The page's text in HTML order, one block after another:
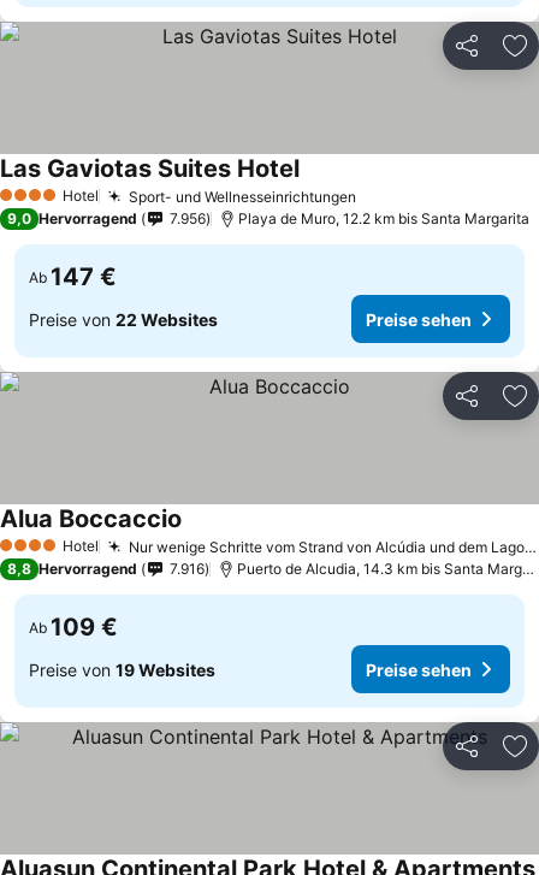
Teilen
4 Sterne Hotel Sport- und Wellnesseinrichtungen
Las Gaviotas Suites Hotel
9,0 Hervorragend 7.956 Playa de Muro, 12.2 km bis Santa Margarita
Ab 147 €
Preise von 22 Websites Preise sehen
Teilen
4 Sterne Hotel Nur wenige Schritte vom Strand von Alcúdia und dem Lago Esperanza entfernt
Alua Boccaccio
8,8 Hervorragend 7.916 Puerto de Alcudia, 14.3 km bis Santa Margarita
Ab 109 €
Preise von 19 Websites Preise sehen
Teilen
Aluasun Continental Park Hotel & Apartments